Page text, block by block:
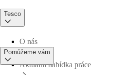
Tesco
O nás
Aktuální nabídka práce
Pomůžeme vám